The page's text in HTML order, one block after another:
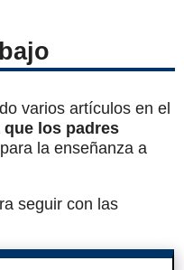
varios artículos en el
los padres
para la enseñanza a
seguir con las